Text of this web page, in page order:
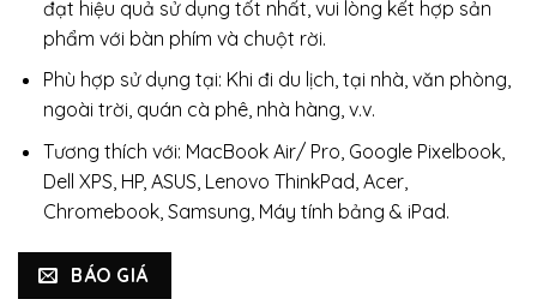
đạt hiệu quả sử dụng tốt nhất, vui lòng kết hợp sản
phẩm với bàn phím và chuột rời.
Phù hợp sử dụng tại: Khi đi du lịch, tại nhà, văn phòng,
ngoài trời, quán cà phê, nhà hàng, v.v.
Tương thích với: MacBook Air/ Pro, Google Pixelbook,
Dell XPS, HP, ASUS, Lenovo ThinkPad, Acer,
Chromebook, Samsung, Máy tính bảng & iPad.
BÁO GIÁ